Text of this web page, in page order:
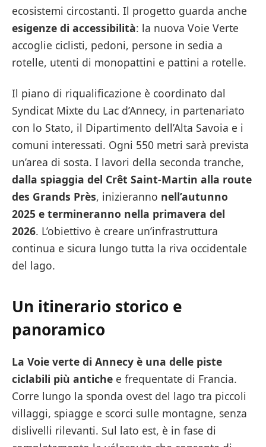
ecosistemi circostanti. Il progetto guarda anche
esigenze di accessibilità: la nuova Voie Verte
accoglie ciclisti, pedoni, persone in sedia a
rotelle, utenti di monopattini e pattini a rotelle.
Il piano di riqualificazione è coordinato dal
Syndicat Mixte du Lac d’Annecy, in partenariato
con lo Stato, il Dipartimento dell’Alta Savoia e i
comuni interessati. Ogni 550 metri sarà prevista
un’area di sosta. I lavori della seconda tranche,
dalla spiaggia del Crêt Saint-Martin alla route
des Grands Près, inizieranno nell’autunno
2025 e termineranno nella primavera del
2026. L’obiettivo è creare un’infrastruttura
continua e sicura lungo tutta la riva occidentale
del lago.
Un itinerario storico e
panoramico
La Voie verte di Annecy è una delle piste
ciclabili più antiche e frequentate di Francia.
Corre lungo la sponda ovest del lago tra piccoli
villaggi, spiagge e scorci sulle montagne, senza
dislivelli rilevanti. Sul lato est, è in fase di